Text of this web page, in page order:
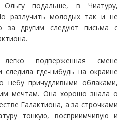
Ольгу подальше, в
разлучить молодых так и
за другим следуют письма
легко подверженная
следила где-нибудь на
небу причудливыми
мечтам. Она хорошо знала
Галактиона, а за
тонкую, восприимчивую